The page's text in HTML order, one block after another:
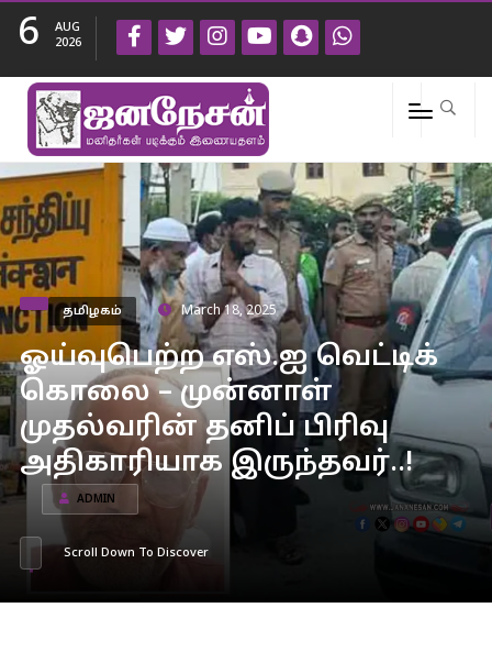
6
AUG
2026
தமிழகம் March 18, 2025
ஓய்வுபெற்ற எஸ்.ஐ வெட்டிக்
கொலை – முன்னாள்
முதல்வரின் தனிப் பிரிவு
அதிகாரியாக இருந்தவர்..!
ADMIN
Scroll Down To Discover